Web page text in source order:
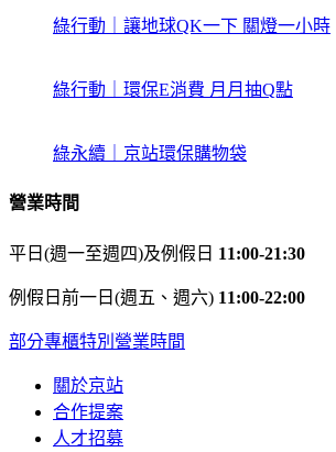
綠行動｜讓地球QK一下 關燈一小時
綠行動｜環保E消費 月月抽Q點
綠永續｜京站環保購物袋
營業時間
平日(週一至週四)及例假日 11:00-21:30
例假日前一日(週五、週六) 11:00-22:00
部分專櫃特別營業時間
關於京站
合作提案
人才招募